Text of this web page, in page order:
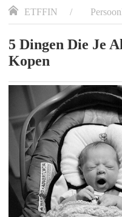
ETFFIN
5 Dingen Die Je
Kopen